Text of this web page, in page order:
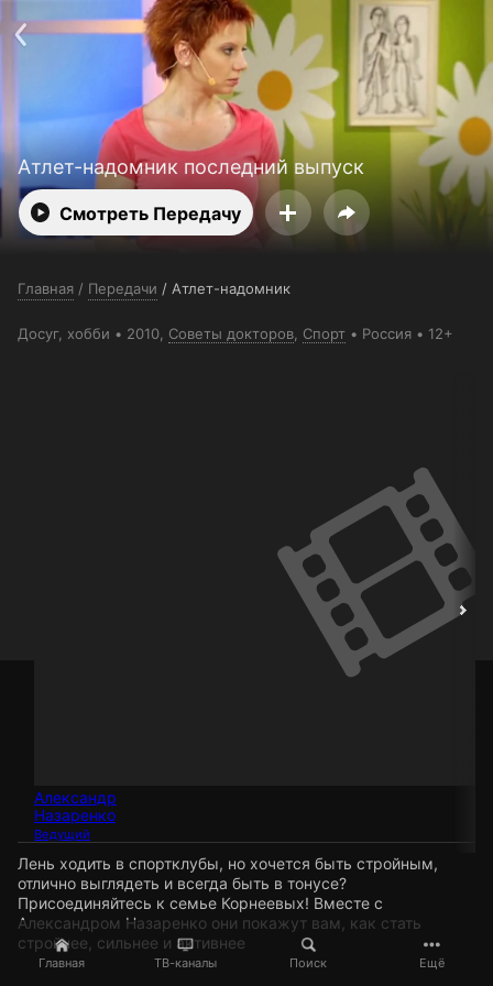
Главная ТВ-каналы Поиск Ещё
Атлет-надомник последний выпуск
Смотреть Передачу
Главная / Передачи / Атлет-надомник
Досуг, хобби 2010, Советы докторов Спорт Россия 12+
Александр
Назаренко
Ведущий
Лень ходить в спортклубы, но хочется быть стройным,
отлично выглядеть и всегда быть в тонусе?
Присоединяйтесь к семье Корнеевых! Вместе с
Александром Назаренко они покажут вам, как стать
стройнее, сильнее и активнее
Поддержка:support@24h.tv
Пользовательское соглашение
Политика конфиденциальности
Для партнёров
Открыть приложение
Ввести промокод
Установить на ТВ
Бесплатные каналы Контакты